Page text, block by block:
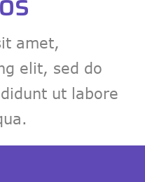
amet,
elit, sed do
ut labore